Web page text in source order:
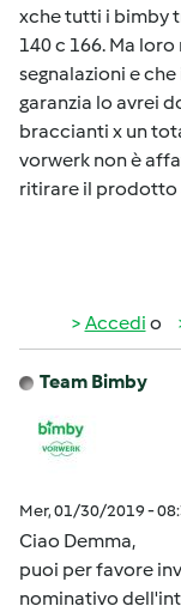
xche tutti i bimby
140 c 166. Ma
segnalazioni e
garanzia lo avrei
braccianti x un
vorwerk non è
ritirare il prodotto
Accedi o
Team Bimby
Mer, 01/30/2019 -
Ciao Demma,
puoi per favore
nominativo